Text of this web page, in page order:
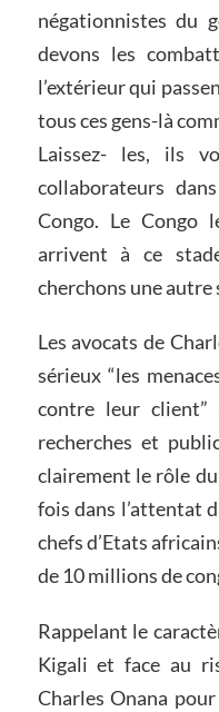
négationnistes du
devons les
l’extérieur qui
tous ces gens-là
Laissez- les, ils
collaborateurs
Congo. Le Congo
arrivent à ce
cherchons une autre
Les avocats de
sérieux “les
contre leur client”
recherches et
clairement le rôle
fois dans l’attentat
chefs d’Etats
de 10 millions de
Rappelant le
Kigali et face au
Charles Onana